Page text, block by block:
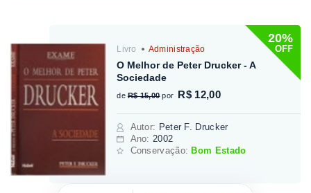
20%
OFF
Livro Administração
O Melhor de Peter Drucker - A
Sociedade
de R$ 15,00 por R$ 12,00
Autor: Peter F. Drucker
Ano: 2002
Conservação:Bom Estado